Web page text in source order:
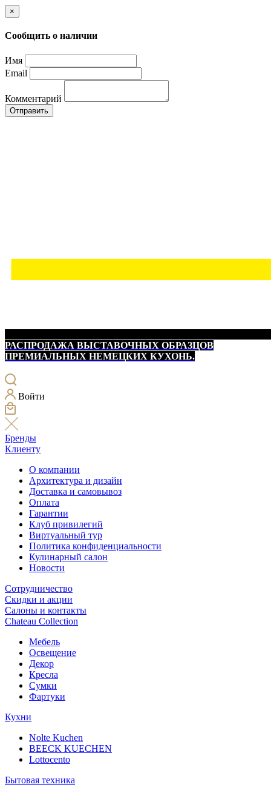
×
Сообщить о наличии
Имя
Email
Комментарий
Отправить
РАСПРОДАЖА ВЫСТАВОЧНЫХ ОБРАЗЦОВ
ПРЕМИАЛЬНЫХ НЕМЕЦКИХ КУХОНЬ.
Войти
Бренды
Клиенту
О компании
Архитектура и дизайн
Доставка и самовывоз
Оплата
Гарантии
Клуб привилегий
Виртуальный тур
Политика конфиденциальности
Кулинарный салон
Новости
Сотрудничество
Скидки и акции
Салоны и контакты
Chateau Collection
Мебель
Освещение
Декор
Кресла
Сумки
Фартуки
Кухни
Nolte Kuchen
BEECK KUECHEN
Lottocento
Бытовая техника